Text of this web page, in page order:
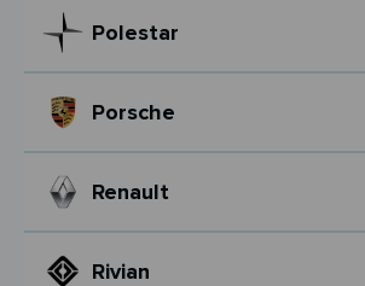
Polestar
Porsche
Renault
Rivian